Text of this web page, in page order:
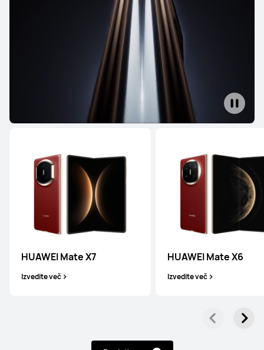
HUAWEI Mate X7
Izvedite več
HUAWEI Mate X6
Izvedite več